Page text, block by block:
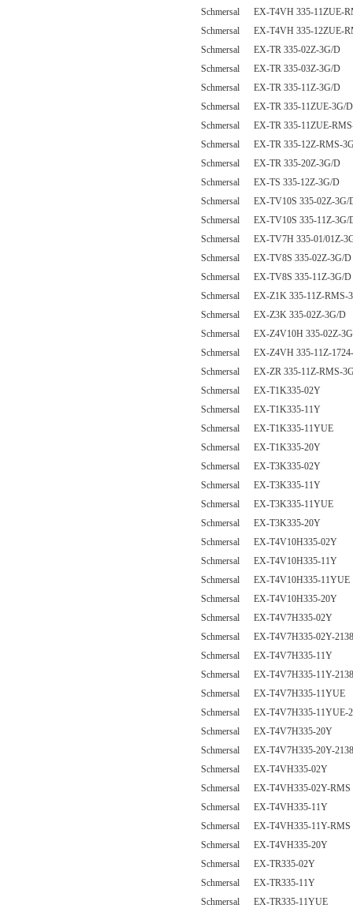
Schmersal EX-T4VH 335-11ZUE-
Schmersal EX-T4VH 335-12ZUE-
Schmersal EX-TR 335-02Z-3G/D
Schmersal EX-TR 335-03Z-3G/D
Schmersal EX-TR 335-11Z-3G/D
Schmersal EX-TR 335-11ZUE-3G/D
Schmersal EX-TR 335-11ZUE-
Schmersal EX-TR 335-12Z-RMS-
Schmersal EX-TR 335-20Z-3G/D
Schmersal EX-TS 335-12Z-3G/D
Schmersal EX-TV10S 335-02Z-3G/
Schmersal EX-TV10S 335-11Z-3G/
Schmersal EX-TV7H 335-01/01Z-
Schmersal EX-TV8S 335-02Z-3G/D
Schmersal EX-TV8S 335-11Z-3G/D
Schmersal EX-Z1K 335-11Z-RMS-
Schmersal EX-Z3K 335-02Z-3G/D
Schmersal EX-Z4V10H 335-02Z-
Schmersal EX-Z4VH 335-11Z-
Schmersal EX-ZR 335-11Z-RMS-
Schmersal EX-T1K335-02Y
Schmersal EX-T1K335-11Y
Schmersal EX-T1K335-11YUE
Schmersal EX-T1K335-20Y
Schmersal EX-T3K335-02Y
Schmersal EX-T3K335-11Y
Schmersal EX-T3K335-11YUE
Schmersal EX-T3K335-20Y
Schmersal EX-T4V10H335-02Y
Schmersal EX-T4V10H335-11Y
Schmersal EX-T4V10H335-11YUE
Schmersal EX-T4V10H335-20Y
Schmersal EX-T4V7H335-02Y
Schmersal EX-T4V7H335-02Y-2138
Schmersal EX-T4V7H335-11Y
Schmersal EX-T4V7H335-11Y-2138
Schmersal EX-T4V7H335-11YUE
Schmersal EX-T4V7H335-11YUE-
Schmersal EX-T4V7H335-20Y
Schmersal EX-T4V7H335-20Y-2138
Schmersal EX-T4VH335-02Y
Schmersal EX-T4VH335-02Y-RMS
Schmersal EX-T4VH335-11Y
Schmersal EX-T4VH335-11Y-RMS
Schmersal EX-T4VH335-20Y
Schmersal EX-TR335-02Y
Schmersal EX-TR335-11Y
Schmersal EX-TR335-11YUE